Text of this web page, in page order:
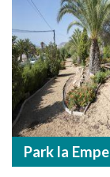
Park la